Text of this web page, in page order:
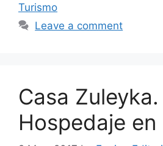
Turismo
Leave a comment
Casa Zuleyka.
Hospedaje